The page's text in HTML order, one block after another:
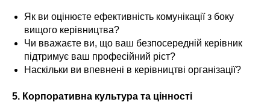
Як ви оцінюєте ефективність комунікації з боку
вищого керівництва?
Чи вважаєте ви, що ваш безпосередній керівник
підтримує ваш професійний ріст?
Наскільки ви впевнені в керівництві організації?
5. Корпоративна культура та цінності